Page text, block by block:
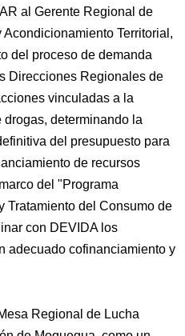
al Gerente Regional de
Territorial,
del proceso de demanda
Direcciones Regionales de
vinculadas a la
determinando la
del presupuesto para
de recursos
del "Programa
Tratamiento del Consumo de
con DEVIDA los
adecuado cofinanciamiento y
Regional de Lucha